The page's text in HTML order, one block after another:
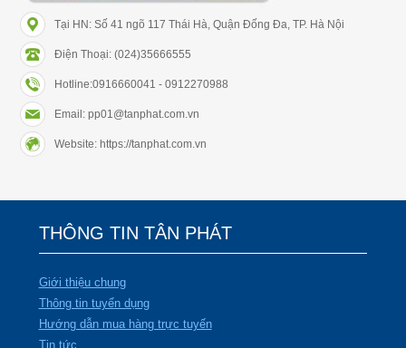
Tại HN: Số 41 ngõ 117 Thái Hà, Quận Đống Đa, TP. Hà Nội
Điện Thoại: (024)35666555
Hotline:0916660041 - 0912270988
Email: pp01@tanphat.com.vn
Website: https://tanphat.com.vn
THÔNG TIN TÂN PHÁT
Giới thiệu chung
Thông tin tuyển dụng
Hướng dẫn mua hàng trực tuyến
Tin tức